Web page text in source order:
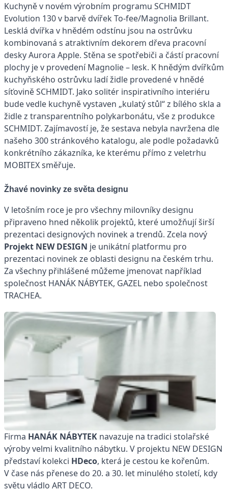
Kuchyně v novém výrobním programu SCHMIDT
Evolution 130 v barvě dvířek To-fee/Magnolia Brillant.
Lesklá dvířka v hnědém odstínu jsou na ostrůvku
kombinovaná s atraktivním dekorem dřeva pracovní
desky Aurora Apple. Stěna se spotřebiči a částí pracovní
plochy je v provedení Magnolie – lesk. K hnědým dvířkům
kuchyňského ostrůvku ladí židle provedené v hnědé
síťovině SCHMIDT. Jako solitér inspirativního interiéru
bude vedle kuchyně vystaven „kulatý stůl“ z bílého skla a
židle z transparentního polykarbonátu, vše z produkce
SCHMIDT. Zajímavostí je, že sestava nebyla navržena dle
našeho 300 stránkového katalogu, ale podle požadavků
konkrétního zákazníka, ke kterému přímo z veletrhu
MOBITEX směřuje.
Žhavé novinky ze světa designu
V letošním roce je pro všechny milovníky designu
připraveno hned několik projektů, které umožňují širší
prezentaci designových novinek a trendů. Zcela nový
Projekt NEW DESIGN je unikátní platformu pro
prezentaci novinek ze oblasti designu na českém trhu.
Za všechny přihlášené můžeme jmenovat například
společnost HANÁK NÁBYTEK, GAZEL nebo společnost
TRACHEA.
Firma HANÁK NÁBYTEK navazuje na tradici stolařské
výroby velmi kvalitního nábytku. V projektu NEW DESIGN
představí kolekci HDeco, která je cestou ke kořenům.
V čase nás přenese do 20. a 30. let minulého století, kdy
světu vládlo ART DECO.